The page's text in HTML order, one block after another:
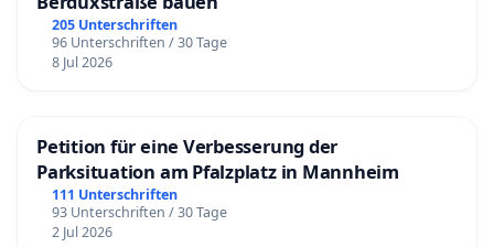
205 Unterschriften
96 Unterschriften / 30 Tage
8 Jul 2026
Petition für eine Verbesserung der
Parksituation am Pfalzplatz in Mannheim
111 Unterschriften
93 Unterschriften / 30 Tage
2 Jul 2026